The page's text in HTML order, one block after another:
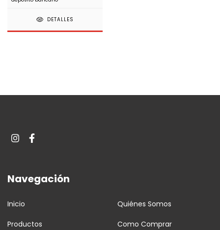
DETALLES
Navegación
Inicio Quiénes Somos
Productos Como Comprar